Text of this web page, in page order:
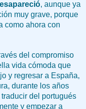
, aunque ya
muy grave, porque
como ahora con
del compromiso
vida cómoda que
y regresar a España,
durante los años
del portugués
y empezar a